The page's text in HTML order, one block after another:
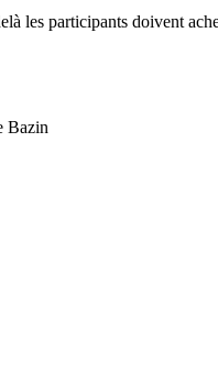
les participants doivent
Bazin